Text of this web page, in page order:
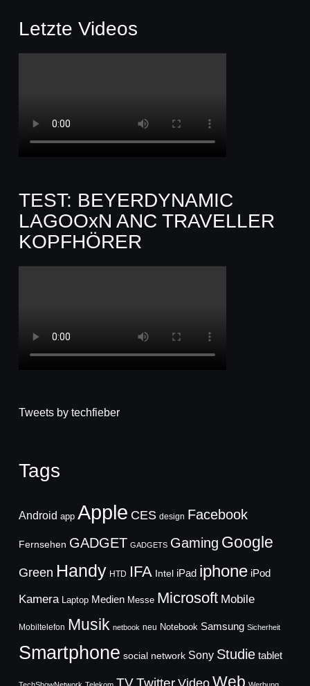
Letzte Videos
TEST: BEYERDYNAMIC
LAGOOxN ANC TRAVELLER
KOPFHÖRER
Tweets by techfieber
Tags
Android app Apple CES design Facebook
Fernsehen GADGET GADGETS Gaming Google
Green Handy HTD IFA Intel iPad iphone iPod
Kamera Laptop Medien Messe Microsoft Mobile
Mobiltelefon Musik netbook neu Notebook Samsung Sicherheit
Smartphone social network Sony Studie tablet
TVTwitter Video Web